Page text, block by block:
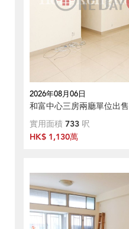
2026年08月06日
和富中心三房兩廳單位出售
實用面積 733 呎
HK$ 1,130萬